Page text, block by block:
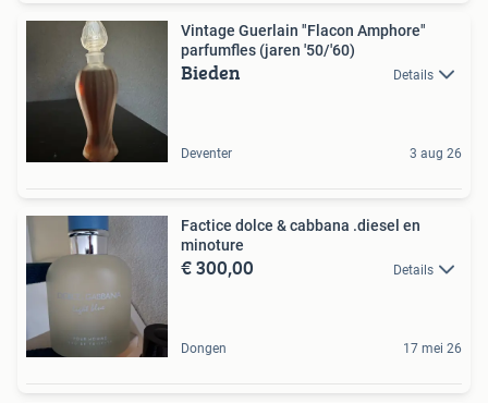
Vintage Guerlain "Flacon Amphore"
parfumfles (jaren '50/'60)
Bieden Details
Deventer 3 aug 26
Factice dolce & cabbana .diesel en
minoture
€ 300,00 Details
Dongen 17 mei 26